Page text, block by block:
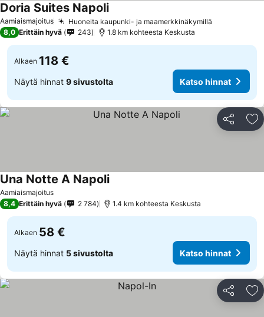
Aamiaismajoitus Huoneita kaupunki- ja maamerkkinäkymillä
Doria Suites Napoli
8,0 Erittäin hyvä 243 1.8 km kohteesta Keskusta
Alkaen 118 €
Näytä hinnat 9 sivustolta Katso hinnat
Jaa
Aamiaismajoitus
Una Notte A Napoli
8,4 Erittäin hyvä 2 784 1.4 km kohteesta Keskusta
Alkaen 58 €
Näytä hinnat 5 sivustolta Katso hinnat
Jaa